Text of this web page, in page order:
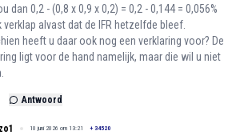
dan 0,2 - (0,8 x 0,9 x 0,2) = 0,2 - 0,144 = 0,056%
verklap alvast dat de IFR hetzelfde bleef.
heeft u daar ook nog een verklaring voor? De
ligt voor de hand namelijk, maar die wil u niet
Antwoord
10 juni 2026 om 13:21 + 34520